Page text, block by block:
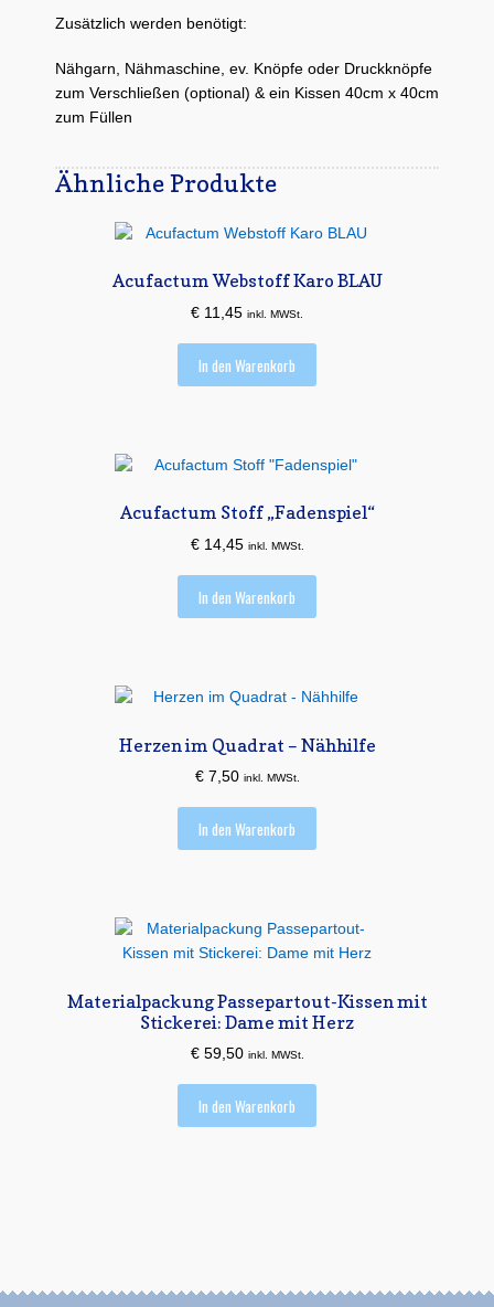
Zusätzlich werden benötigt:
Nähgarn, Nähmaschine, ev. Knöpfe oder Druckknöpfe
zum Verschließen (optional) & ein Kissen 40cm x 40cm
zum Füllen
Ähnliche Produkte
Acufactum Webstoff Karo BLAU
€ 11,45 inkl. MWSt.
In den Warenkorb
Acufactum Stoff „Fadenspiel“
€14,45 inkl. MWSt.
In den Warenkorb
Herzen im Quadrat – Nähhilfe
€7,50 inkl. MWSt.
In den Warenkorb
Materialpackung Passepartout-Kissen mit
Stickerei: Dame mit Herz
€59,50 inkl. MWSt.
In den Warenkorb